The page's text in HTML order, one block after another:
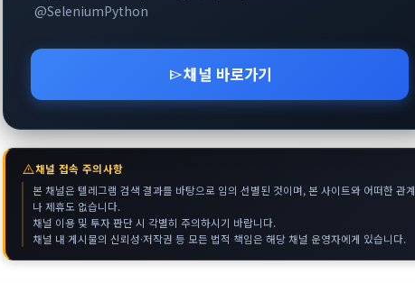
@SeleniumPython
send채널 바로가기
warning채널 접속 주의사항
본 채널은 텔레그램 검색 결과를 바탕으로 임의 선별된 것이며, 본 사이트와 어떠한 관계
나 제휴도 없습니다.
채널 이용 및 투자 판단 시 각별히 주의하시기 바랍니다.
채널 내 게시물의 신뢰성·저작권 등 모든 법적 책임은 해당 채널 운영자에게 있습니다.